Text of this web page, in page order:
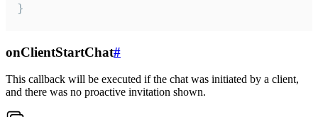
}
onClientStartChat#
This callback will be executed if the chat was initiated by a client,
and there was no proactive invitation shown.